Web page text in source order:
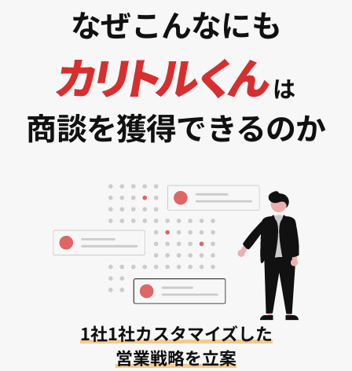
なぜこんなにも
は
商談を獲得できるのか
1社1社カスタマイズした
営業戦略を立案